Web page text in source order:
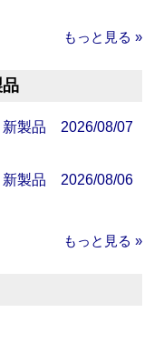
もっと見る »
新製品 2026/08/07
新製品 2026/08/06
もっと見る »